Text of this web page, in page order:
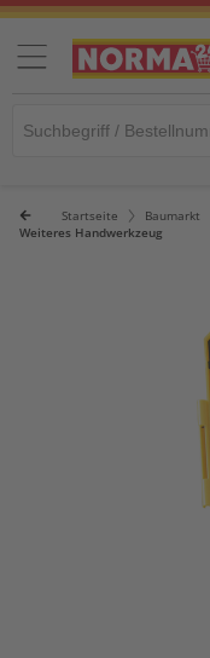
Startseite Baumarkt
Weiteres Handwerkzeug